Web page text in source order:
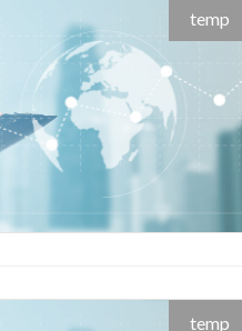
temp
temp